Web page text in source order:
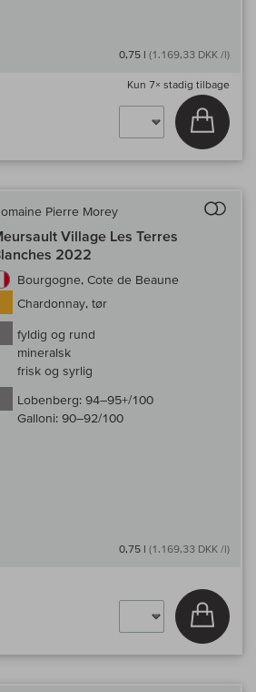
0,75 l (1.169,33 DKK /l)
Kun 7× stadig tilbage
Læg i
Pierre Morey
Village Les Terres
2022
Bourgogne, Cote de Beaune
Chardonnay, tør
fyldig og rund
mineralsk
frisk og syrlig
Lobenberg: 94–95+/100
Galloni: 90–92/100
0,75 l (1.169,33 DKK /l)
Læg i